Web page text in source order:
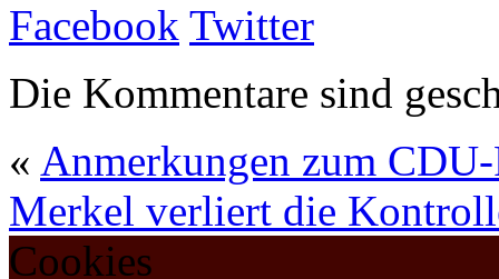
Facebook Twitter
Die Kommentare sind
« Anmerkungen zum
Merkel verliert die
Cookies